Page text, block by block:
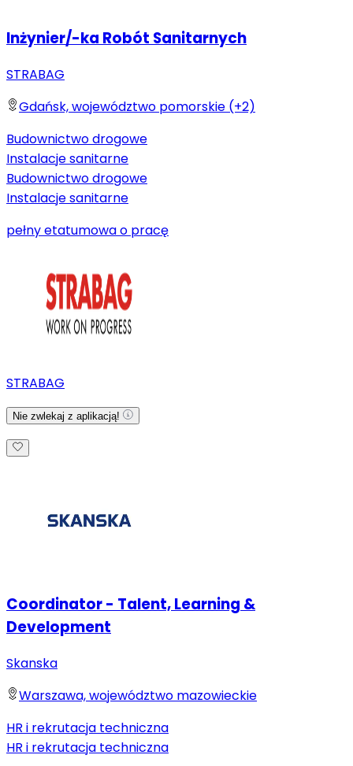
Inżynier/-ka Robót Sanitarnych
STRABAG
Gdańsk, województwo pomorskie (+2)
Budownictwo drogowe
Instalacje sanitarne
Budownictwo drogowe
Instalacje sanitarne
pełny etatumowa o pracę
STRABAG
Nie zwlekaj z aplikacją!
Coordinator - Talent, Learning &
Development
Skanska
Warszawa, województwo mazowieckie
HR i rekrutacja techniczna
HR i rekrutacja techniczna